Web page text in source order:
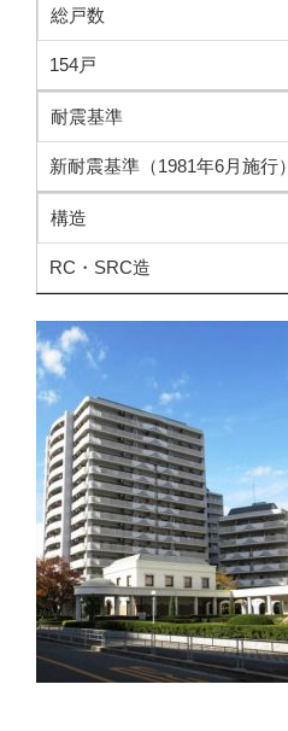
総戸数
154戸
耐震基準
新耐震基準（1981年6月施行）
構造
RC・SRC造